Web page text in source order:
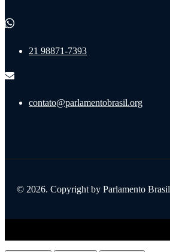
21 98871-7393
contato@parlamentobrasil.org
© 2026. Copyright by Parlamento Brasil